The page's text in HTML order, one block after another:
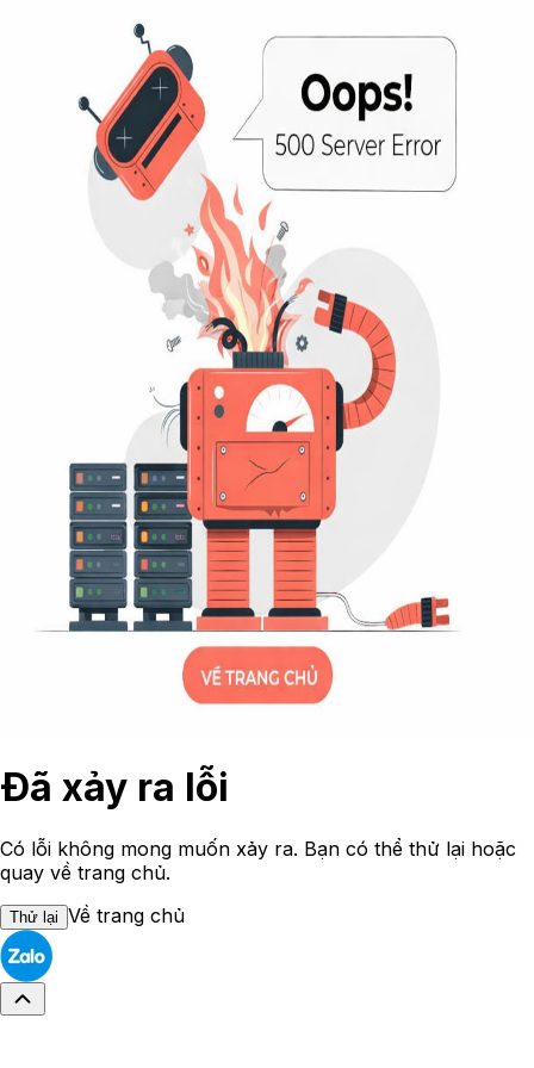
Đã xảy ra lỗi
Có lỗi không mong muốn xảy ra. Bạn có thể thử lại hoặc
quay về trang chủ.
Thử lại Về trang chủ